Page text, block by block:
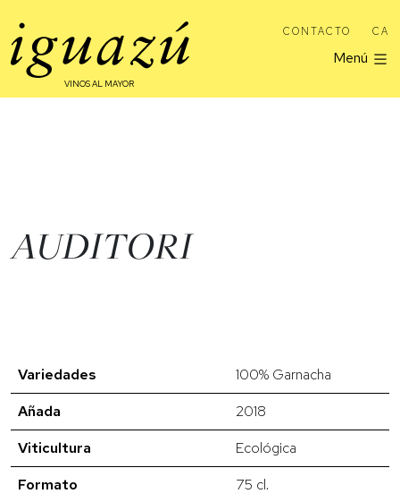
CONTACTO CA
Menú
VINOS AL MAYOR
AUDITORI
Variedades
100% Garnacha
Añada
2018
Viticultura
Ecológica
Formato
75 cl.